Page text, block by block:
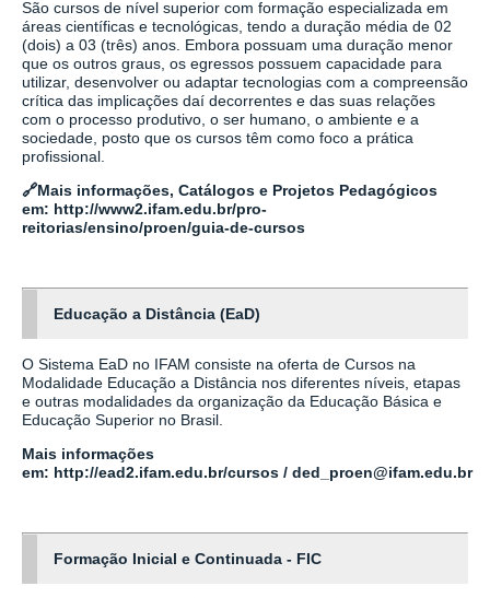
São cursos de nível superior com formação especializada em
áreas científicas e tecnológicas, tendo a duração média de 02
(dois) a 03 (três) anos. Embora possuam uma duração menor
que os outros graus, os egressos possuem capacidade para
utilizar, desenvolver ou adaptar tecnologias com a compreensão
crítica das implicações daí decorrentes e das suas relações
com o processo produtivo, o ser humano, o ambiente e a
sociedade, posto que os cursos têm como foco a prática
profissional.
🔗Mais informações, Catálogos e Projetos Pedagógicos
em: http://www2.ifam.edu.br/pro-
reitorias/ensino/proen/guia-de-cursos
Educação a Distância (EaD)
O Sistema EaD no IFAM consiste na oferta de Cursos na
Modalidade Educação a Distância nos diferentes níveis, etapas
e outras modalidades da organização da Educação Básica e
Educação Superior no Brasil.
Mais informações
em: http://ead2.ifam.edu.br/cursos / ded_proen@ifam.edu.br
Formação Inicial e Continuada - FIC